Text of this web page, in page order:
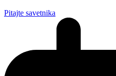
Pitajte savetnika